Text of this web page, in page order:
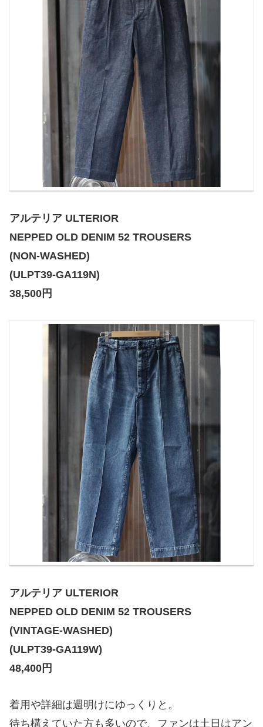
アルテリア ULTERIOR
NEPPED OLD DENIM 52 TROUSERS
(NON-WASHED)
(ULPT39-GA119N)
38,500円
アルテリア ULTERIOR
NEPPED OLD DENIM 52 TROUSERS
(VINTAGE-WASHED)
(ULPT39-GA119W)
48,400円
着用や詳細は週明けにゆっくりと。
待ち構えていた方も多いので、ファンは土日はアン